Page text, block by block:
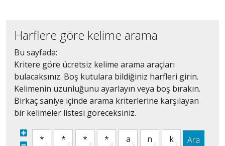
Harflere göre kelime arama
Bu sayfada:
Kritere göre ücretsiz kelime arama araçları
bulacaksınız. Boş kutulara bildiğiniz harfleri girin.
Kelimenin uzunluğunu ayarlayın veya boş bırakın.
Birkaç saniye içinde arama kriterlerine karşılayan
bir kelimeler listesi göreceksiniz.
Ara